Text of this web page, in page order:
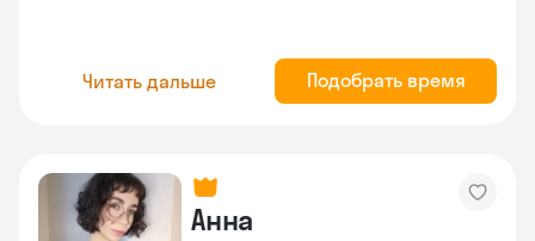
Читать дальше Подобрать время
Анна